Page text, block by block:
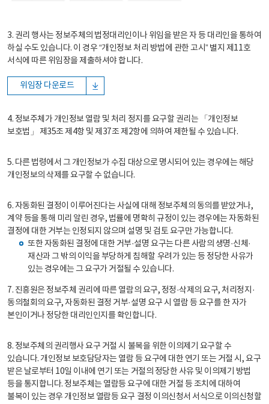
3. 권리 행사는 정보주체의 법정대리인이나 위임을 받은 자 등 대리인을 통하여
하실 수도 있습니다. 이 경우 “개인정보 처리 방법에 관한 고시” 별지 제11호
서식에 따른 위임장을 제출하셔야 합니다.
위임장 다운로드
4. 정보주체가 개인정보 열람 및 처리 정지를 요구할 권리는 「개인정보
보호법」 제35조 제4항 및 제37조 제2항에 의하여 제한될 수 있습니다.
5. 다른 법령에서 그 개인정보가 수집 대상으로 명시되어 있는 경우에는 해당
개인정보의 삭제를 요구할 수 없습니다.
6. 자동화된 결정이 이루어진다는 사실에 대해 정보주체의 동의를 받았거나,
계약 등을 통해 미리 알린 경우, 법률에 명확히 규정이 있는 경우에는 자동화된
결정에 대한 거부는 인정되지 않으며 설명 및 검토 요구만 가능합니다.
또한 자동화된 결정에 대한 거부·설명 요구는 다른 사람의 생명·신체·
재산과 그 밖의 이익을 부당하게 침해할 우려가 있는 등 정당한 사유가
있는 경우에는 그 요구가 거절될 수 있습니다.
7. 진흥원은 정보주체 권리에 따른 열람의 요구, 정정·삭제의 요구, 처리정지·
동의철회의 요구, 자동화된 결정 거부·설명 요구 시 열람 등 요구를 한 자가
본인이거나 정당한 대리인인지를 확인합니다.
8. 정보주체의 권리행사 요구 거절 시 불복을 위한 이의제기 요구할 수
있습니다. 개인정보 보호담당자는 열람 등 요구에 대한 연기 또는 거절 시, 요구
받은 날로부터 10일 이내에 연기 또는 거절의 정당한 사유 및 이의제기 방법
등을 통지합니다. 정보주체는 열람등 요구에 대한 거절 등 조치에 대하여
불복이 있는 경우 개인정보 열람등 요구 결정 이의신청서 서식으로 이의신청할